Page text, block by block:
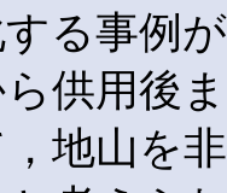
る事例
供用後
地山を